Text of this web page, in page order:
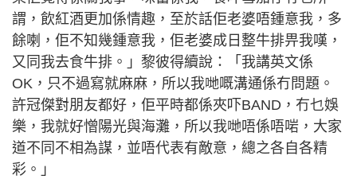
謂，飲紅酒更加係情趣，至於話佢老婆唔鍾意我，多
餘喇，佢不知幾鍾意我，佢老婆成日整牛排畀我嘆，
又同我去食牛排。」黎彼得續說：「我講英文係
OK，只不過寫就麻麻，所以我哋嘅溝通係冇問題。
許冠傑對朋友都好，佢平時都係夾吓BAND，冇乜娛
樂，我就好憎陽光與海灘，所以我哋唔係唔啱，大家
道不同不相為謀，並唔代表有敵意，總之各自各精
彩。」